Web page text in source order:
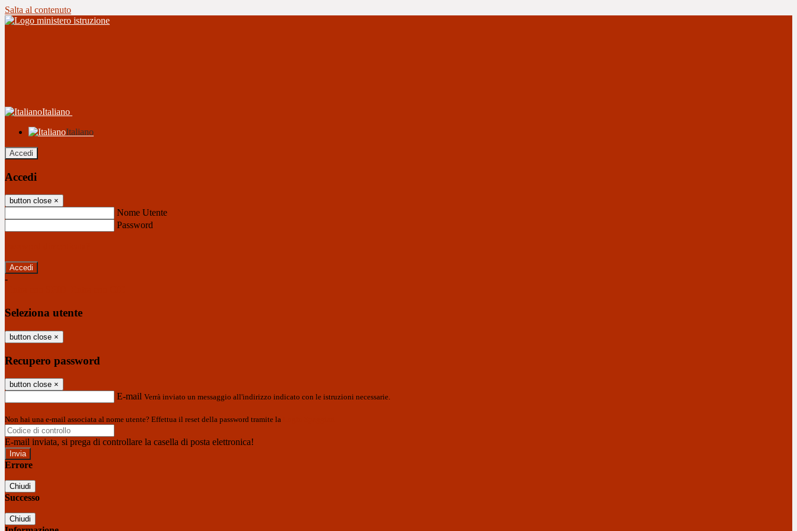
Salta al contenuto
Italiano
Italiano
Accedi
Accedi
button close ×
Nome Utente
Password
-
Seleziona utente
button close ×
Recupero password
button close ×
E-mail Verrà inviato un messaggio all'indirizzo indicato con le istruzioni necessarie.
Non hai una e-mail associata al nome utente? Effettua il reset della password tramite la
E-mail inviata, si prega di controllare la casella di posta elettronica!
Errore
Chiudi
Successo
Chiudi